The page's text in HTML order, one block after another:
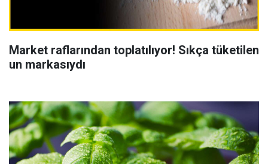
Market raflarından toplatılıyor! Sıkça tüketilen
un markasıydı